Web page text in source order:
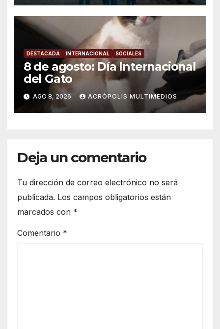
DESTACADA INTERNACIONAL SOCIALES
8 de agosto: Día Internacional
del Gato
AGO 8, 2026 ACRÓPOLIS MULTIMEDIOS
Deja un comentario
Tu dirección de correo electrónico no será
publicada. Los campos obligatorios están
marcados con *
Comentario *